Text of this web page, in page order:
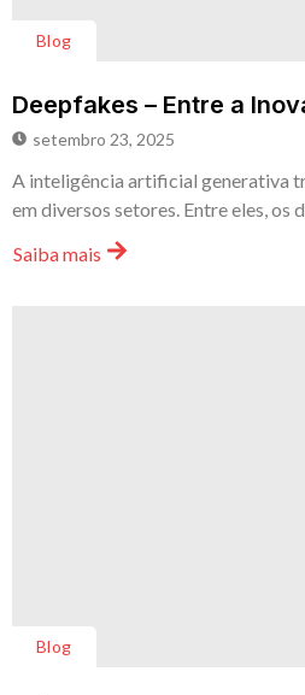
Blog
Deepfakes – Entre a
setembro 23, 2025
A inteligência artificial generativa
em diversos setores. Entre eles, os
Saiba mais
Blog